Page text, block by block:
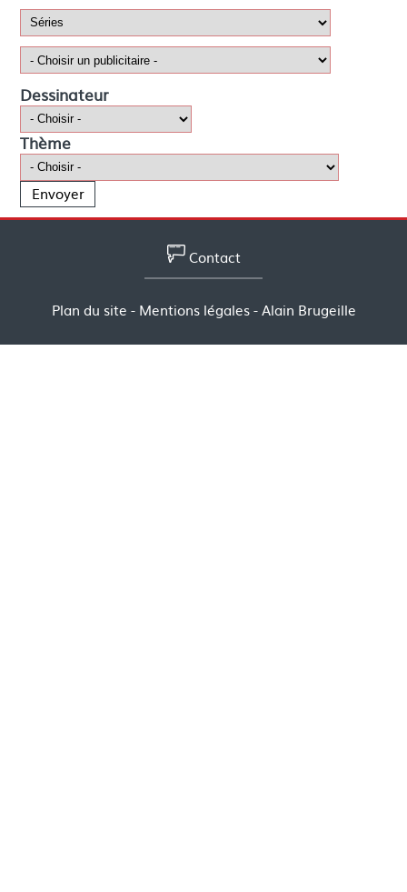
Dessinateur
Thème
Contact
Plan du site - Mentions légales- Alain Brugeille